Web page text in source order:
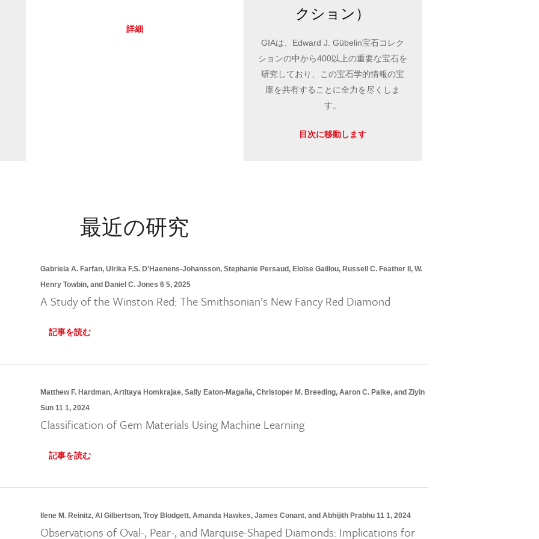
詳細
クション）
GIAは、Edward J. Gübelin宝石コレク
ションの中から400以上の重要な宝石を
研究しており、この宝石学的情報の宝
庫を共有することに全力を尽くしま
す。
目次に移動します
最近の研究
Gabriela A. Farfan, Ulrika F.S. D’Haenens-Johansson, Stephanie Persaud, Eloïse Gaillou, Russell C. Feather II, W.
Henry Towbin, and Daniel C. Jones 6 5, 2025
A Study of the Winston Red: The Smithsonian’s New Fancy Red Diamond
記事を読む
Matthew F. Hardman, Artitaya Homkrajae, Sally Eaton-Magaña, Christoper M. Breeding, Aaron C. Palke, and Ziyin
Sun 11 1, 2024
Classification of Gem Materials Using Machine Learning
記事を読む
Ilene M. Reinitz, Al Gilbertson, Troy Blodgett, Amanda Hawkes, James Conant, and Abhijith Prabhu 11 1, 2024
Observations of Oval-, Pear-, and Marquise-Shaped Diamonds: Implications for